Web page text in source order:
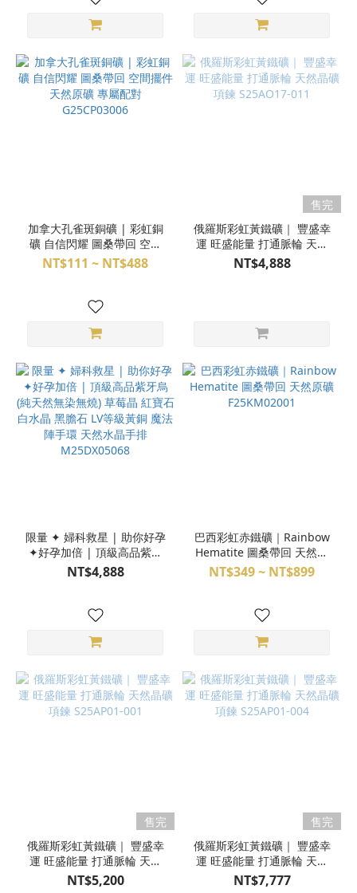
加拿大孔雀斑銅礦 | 彩虹銅
礦 自信閃耀 圖桑帶回 空間
擺件 天然原礦 專屬配對
G25CP03006
NT$111 ~ NT$488
售完
俄羅斯彩虹黃鐵礦｜ 豐盛幸
運 旺盛能量 打通脈輪 天然
晶礦項鍊 S25AO17-011
NT$4,888
限量 ✦ 婦科救星 | 助你好孕
✦好孕加倍 | 頂級高品紫牙
烏 (純天然無染無燒) 草莓晶
紅寶石 白水晶 黑膽石 LV等
手排 M25DX05068
NT$4,888
巴西彩虹赤鐵礦｜Rainbow
Hematite 圖桑帶回 天然原
礦 F25KM02001
NT$349 ~ NT$899
售完
俄羅斯彩虹黃鐵礦｜ 豐盛幸
運 旺盛能量 打通脈輪 天然
晶礦項鍊 S25AP01-001
NT$5,200
售完
俄羅斯彩虹黃鐵礦｜ 豐盛幸
運 旺盛能量 打通脈輪 天然
晶礦項鍊 S25AP01-004
NT$7,777